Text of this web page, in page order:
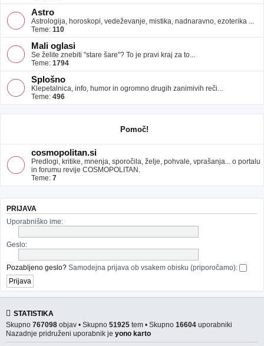
Astro
Astrologija, horoskopi, vedeževanje, mistika, nadnaravno, ezoterika ...
Teme: 110
Mali oglasi
Se želite znebiti "stare šare"? To je pravi kraj za to...
Teme: 1794
Splošno
Klepetalnica, info, humor in ogromno drugih zanimivih reči...
Teme: 496
Pomoč!
cosmopolitan.si
Predlogi, kritike, mnenja, sporočila, želje, pohvale, vprašanja... o portalu
in forumu revije COSMOPOLITAN.
Teme: 7
PRIJAVA
Uporabniško ime:
Geslo:
Pozabljeno geslo? Samodejna prijava ob vsakem obisku (priporočamo):
STATISTIKA
Skupno 767098 objav • Skupno 51925 tem • Skupno 16604 uporabniki
Nazadnje pridruženi uporabnik je yono karto